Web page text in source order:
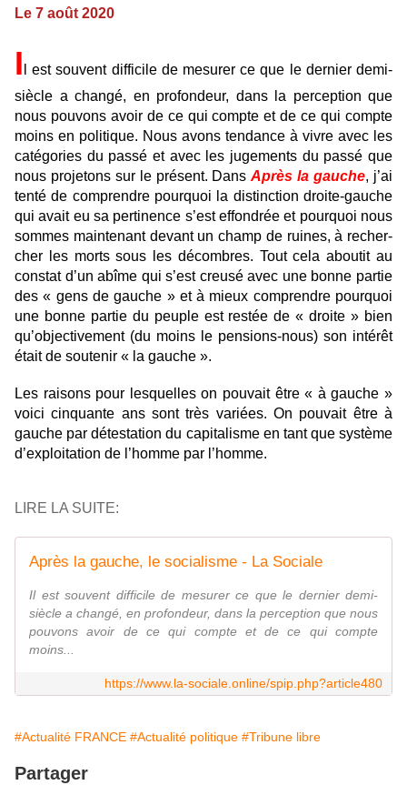
Le 7 août 2020
I
l est sou­vent dif­fi­cile de mesu­rer ce que le der­nier demi-
siècle a changé, en pro­fon­deur, dans la per­cep­tion que
nous pou­vons avoir de ce qui compte et de ce qui compte
moins en poli­ti­que. Nous avons ten­dance à vivre avec les
caté­go­ries du passé et avec les juge­ments du passé que
nous pro­je­tons sur le pré­sent. DansAprès la gauche, j’ai
tenté de com­pren­dre pour­quoi la dis­tinc­tion droite-gauche
qui avait eu sa per­ti­nence s’est effon­drée et pour­quoi nous
sommes main­te­nant devant un champ de ruines, à recher­
cher les morts sous les décom­bres. Tout cela abou­tit au
cons­tat d’un abîme qui s’est creusé avec une bonne partie
des « gens de gauche » et à mieux com­pren­dre pour­quoi
une bonne partie du peuple est restée de « droite » bien
qu’objec­ti­ve­ment (du moins le pen­sions-nous) son inté­rêt
était de sou­te­nir « la gauche ».
Les rai­sons pour les­quel­les on pou­vait être « à gauche »
voici cin­quante ans sont très variées. On pou­vait être à
gauche par détes­ta­tion du capi­ta­lisme en tant que sys­tème
d’exploi­ta­tion de l’homme par l’homme.
LIRE LA SUITE:
Après la gauche, le socialisme - La Sociale
Il est sou­vent dif­fi­cile de mesu­rer ce que le der­nier demi-
siècle a changé, en pro­fon­deur, dans la per­cep­tion que nous
pou­vons avoir de ce qui compte et de ce qui compte
moins...
https://www.la-sociale.online/spip.php?article480
#Actualité FRANCE #Actualité politique #Tribune libre
Partager